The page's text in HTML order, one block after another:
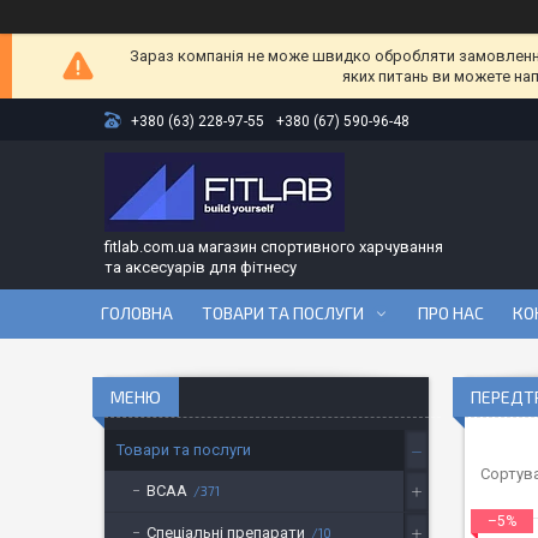
Зараз компанія не може швидко обробляти
яких питань ви можете
+380 (63) 228-97-55 +380 (67) 590-96-48
fitlab.com.ua магазин спортивного харчування
та аксесуарів для фітнесу
ГОЛОВНА ТОВАРИ ТА ПОСЛУГИ ПРО НАС
–5%
Товари та послуги
BCAA 371
Спеціальні препарати 10